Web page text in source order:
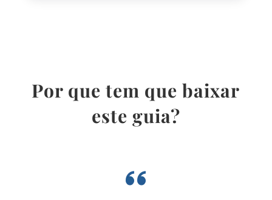
Por que tem que baixar
este guia?